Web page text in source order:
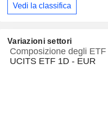
Vedi la classifica
Variazioni settori
Composizione degli ETF
UCITS ETF 1D - EUR